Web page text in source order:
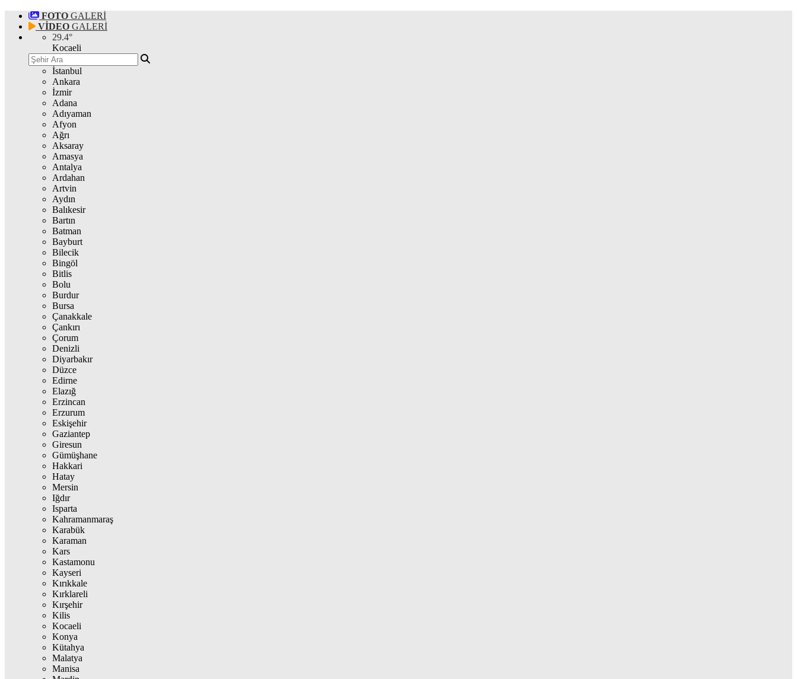
FOTO GALERİ
VİDEO GALERİ
29.4°
Kocaeli
İstanbul
Ankara
İzmir
Adana
Adıyaman
Afyon
Ağrı
Aksaray
Amasya
Antalya
Ardahan
Artvin
Aydın
Balıkesir
Bartın
Batman
Bayburt
Bilecik
Bingöl
Bitlis
Bolu
Burdur
Bursa
Çanakkale
Çankırı
Çorum
Denizli
Diyarbakır
Düzce
Edirne
Elazığ
Erzincan
Erzurum
Eskişehir
Gaziantep
Giresun
Gümüşhane
Hakkari
Hatay
Mersin
Iğdır
Isparta
Kahramanmaraş
Karabük
Karaman
Kars
Kastamonu
Kayseri
Kırıkkale
Kırklareli
Kırşehir
Kilis
Kocaeli
Konya
Kütahya
Malatya
Manisa